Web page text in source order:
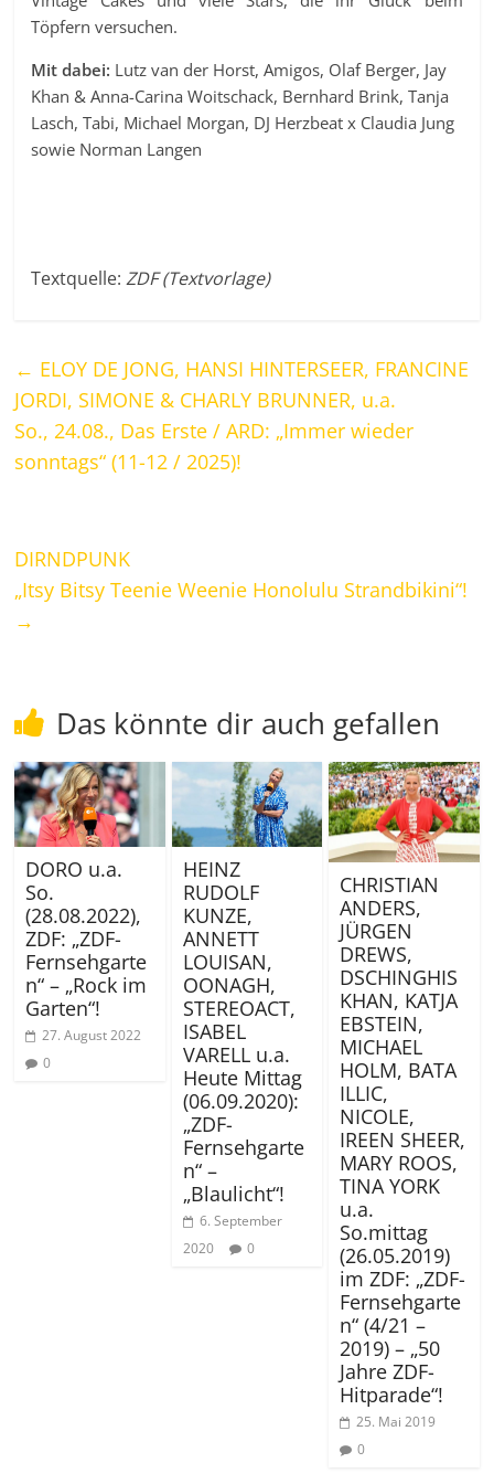
Töpfern versuchen.
Mit dabei: Lutz van der Horst, Amigos, Olaf Berger, Jay
Khan & Anna-Carina Woitschack, Bernhard Brink, Tanja
Lasch, Tabi, Michael Morgan, DJ Herzbeat x Claudia Jung
sowie Norman Langen
Textquelle:ZDF (Textvorlage)
← ELOY DE JONG, HANSI HINTERSEER, FRANCINE
JORDI, SIMONE & CHARLY BRUNNER, u.a.
So., 24.08., Das Erste / ARD: „Immer wieder
sonntags“ (11-12 / 2025)!
DIRNDPUNK
„Itsy Bitsy Teenie Weenie Honolulu Strandbikini“!
→
Das könnte dir auch gefallen
DORO u.a.
So.
(28.08.2022),
ZDF: „ZDF-
Fernsehgarte
n“ – „Rock im
Garten“!
27. August 2022
0
HEINZ
RUDOLF
KUNZE,
ANNETT
LOUISAN,
OONAGH,
STEREOACT,
ISABEL
VARELL u.a.
Heute Mittag
(06.09.2020):
„ZDF-
Fernsehgarte
n“ –
„Blaulicht“!
6. September
2020
0
CHRISTIAN
ANDERS,
JÜRGEN
DREWS,
DSCHINGHIS
KHAN, KATJA
EBSTEIN,
MICHAEL
HOLM, BATA
ILLIC,
NICOLE,
IREEN SHEER,
MARY ROOS,
TINA YORK
u.a.
So.mittag
(26.05.2019)
im ZDF: „ZDF-
Fernsehgarte
n“ (4/21 –
2019) – „50
Jahre ZDF-
Hitparade“!
25. Mai 2019
0